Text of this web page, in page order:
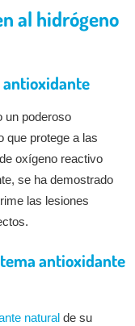
al hidrógeno
antioxidante
un poderoso
que protege a las
oxígeno reactivo
se ha demostrado
las lesiones
antioxidante
naturalde su